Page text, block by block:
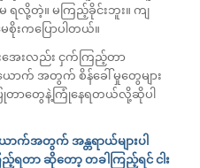
လို့တဲ့။ မကြည့်ခိုင်းဘူး။ ကျ
းကပြောပါတယ်။
းအေးလည်း ငှက်ကြည့်တာ
ာက် အတွက် စိန်ခေါ် မှုတွေများ
ာတွေနဲ့ကြုံနေရတယ်လို့ဆိုပါ
က်အတွက် အန္တရာယ်များပါ
တာ ဆိုတော့ တခါကြည့်ရင် ငါး